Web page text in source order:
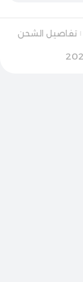
تفاصيل الشحن